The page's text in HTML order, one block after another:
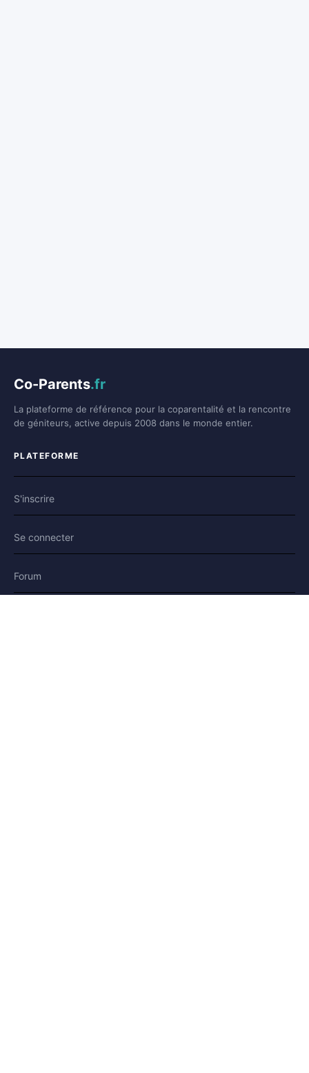
Co-Parents.fr
La plateforme de référence pour la coparentalité et la rencontre
de géniteurs, active depuis 2008 dans le monde entier.
PLATEFORME
S'inscrire
Se connecter
Forum